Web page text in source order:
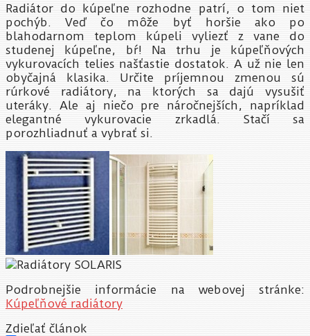
Radiátor do kúpeľne rozhodne patrí, o tom niet
pochýb. Veď čo môže byť horšie ako po
blahodarnom teplom kúpeli vyliezť z vane do
studenej kúpeľne, bŕ! Na trhu je kúpeľňových
vykurovacích telies našťastie dostatok. A už nie len
obyčajná klasika. Určite príjemnou zmenou sú
rúrkové radiátory, na ktorých sa dajú vysušiť
uteráky. Ale aj niečo pre náročnejších, napríklad
elegantné vykurovacie zrkadlá. Stačí sa
porozhliadnuť a vybrať si.
Podrobnejšie informácie na webovej stránke:
Kúpeľňové radiátory
Zdieľať článok